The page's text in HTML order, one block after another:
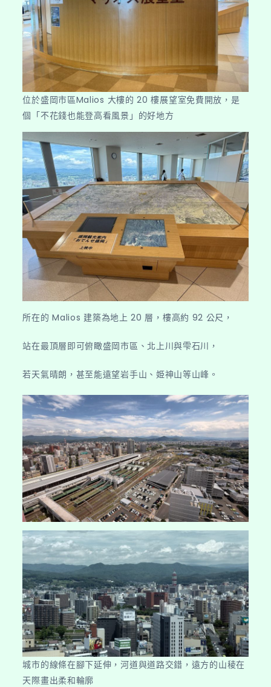
位於盛岡市區Malios 大樓的 20 樓展望室免費開放，是
個「不花錢也能登高看風景」的好地方
所在的 Malios 建築為地上 20 層，樓高約 92 公尺，
站在最頂層即可俯瞰盛岡市區、北上川與雫石川，
若天氣晴朗，甚至能遠望岩手山、姫神山等山峰。
城市的線條在腳下延伸，河道與道路交錯，遠方的山稜在
天際畫出柔和輪廓